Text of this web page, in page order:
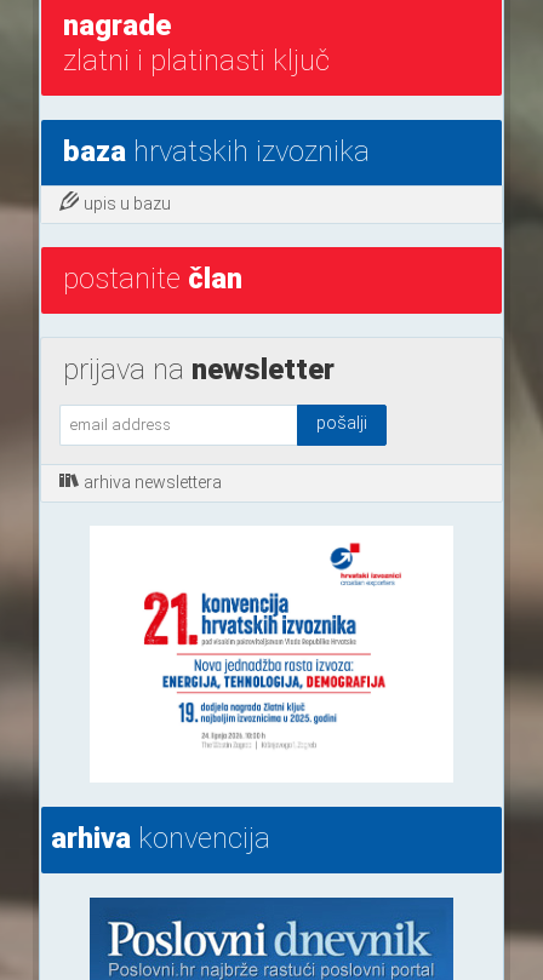
nagrade
zlatni i platinasti ključ
bazahrvatskih izvoznika
upis u bazu
postanite član
prijava na newsletter
arhiva newslettera
arhivakonvencija